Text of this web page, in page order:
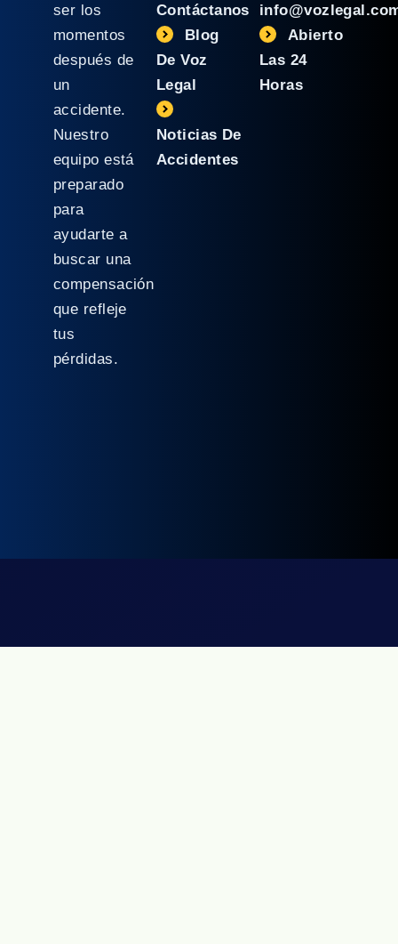
ser los
momentos
después de
un
accidente.
Nuestro
equipo está
preparado
para
ayudarte a
buscar una
compensación
que refleje
tus
pérdidas.
Contáctanos
Blog
De Voz
Legal
Noticias De
Accidentes
Abierto
Las 24
Horas